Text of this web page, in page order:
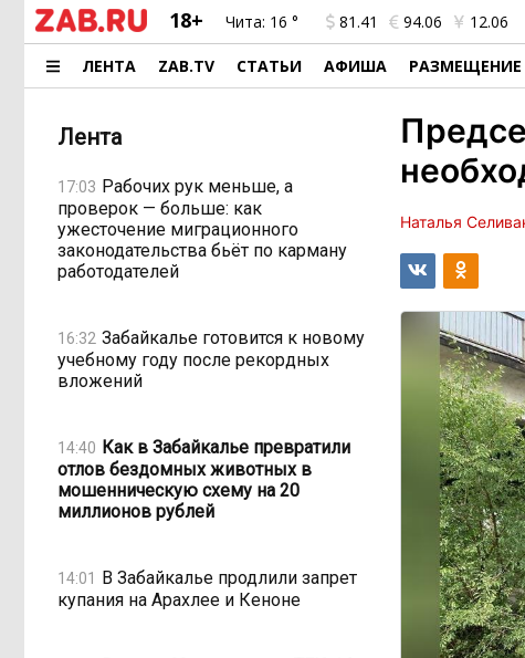
18+ Чита: 16 ° 81.41 94.06 12.06
ЛЕНТА ZAB.TV СТАТЬИ АФИША
Лента
17:03 Рабочих рук меньше, а
проверок — больше: как
ужесточение миграционного
законодательства бьёт по карману
работодателей
16:32 Забайкалье готовится к новому
учебному году после рекордных
вложений
14:40 Как в Забайкалье превратили
отлов бездомных животных в
мошенническую схему на 20
миллионов рублей
14:01 В Забайкалье продлили запрет
купания на Арахлее и Кеноне
Наталья